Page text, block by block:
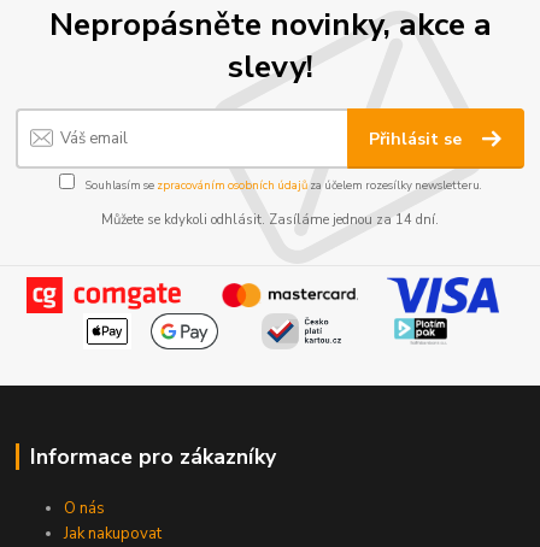
Nepropásněte novinky, akce a
slevy!
Přihlásit se
Souhlasím se zpracováním osobních údajůza účelem rozesílky newsletteru.
Můžete se kdykoli odhlásit. Zasíláme jednou za 14 dní.
Informace pro zákazníky
O nás
Jak nakupovat